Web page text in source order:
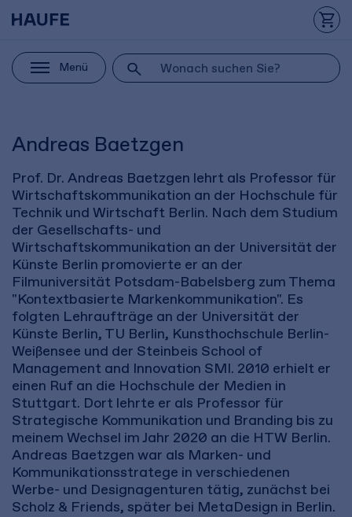
Menü
Andreas Baetzgen
Prof. Dr. Andreas Baetzgen lehrt als Professor für
Wirtschaftskommunikation an der Hochschule für
Technik und Wirtschaft Berlin. Nach dem Studium
der Gesellschafts- und
Wirtschaftskommunikation an der Universität der
Künste Berlin promovierte er an der
Filmuniversität Potsdam-Babelsberg zum Thema
"Kontextbasierte Markenkommunikation". Es
folgten Lehraufträge an der Universität der
Künste Berlin, TU Berlin, Kunsthochschule Berlin-
Weißensee und der Steinbeis School of
Management and Innovation SMI. 2010 erhielt er
einen Ruf an die Hochschule der Medien in
Stuttgart. Dort lehrte er als Professor für
Strategische Kommunikation und Branding bis zu
meinem Wechsel im Jahr 2020 an die HTW Berlin.
Andreas Baetzgen war als Marken- und
Kommunikationsstratege in verschiedenen
Werbe- und Designagenturen tätig, zunächst bei
Scholz & Friends, später bei MetaDesign in Berlin.